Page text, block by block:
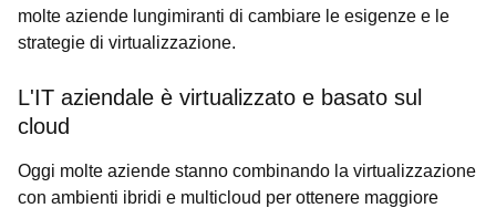
molte aziende lungimiranti di cambiare le esigenze e le
strategie di virtualizzazione.
L'IT aziendale è virtualizzato e basato sul
cloud
Oggi molte aziende stanno combinando la virtualizzazione
con ambienti ibridi e multicloud per ottenere maggiore